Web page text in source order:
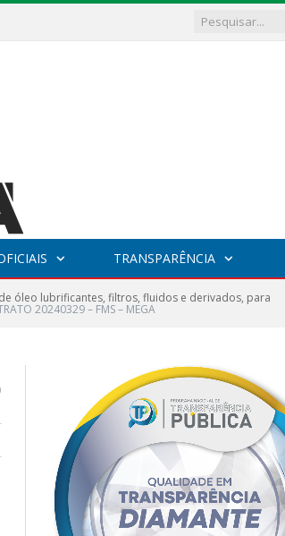
TRANSPARÊNCIA
de óleo lubrificantes, filtros, fluidos e derivados, para
20240329 – FMS – MEGA